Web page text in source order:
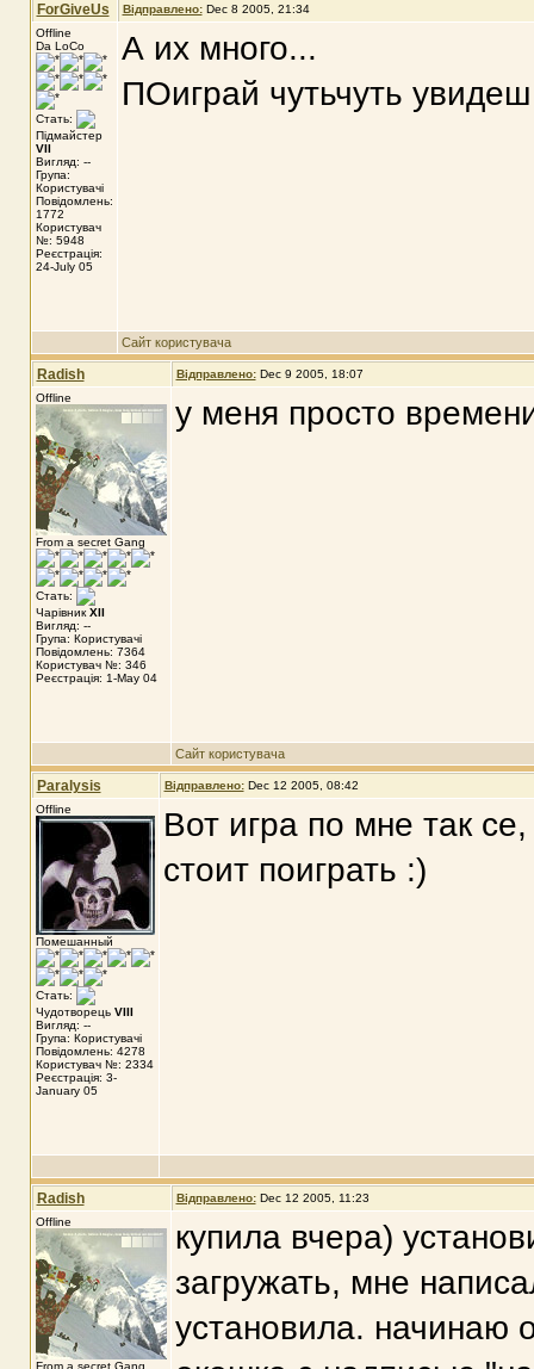
ForGiveUs Відправлено: Dec 8 2005, 21:34
Offline
Da LoCo
Стать:
Підмайстер
VII
Вигляд: --
Група:
Користувачі
Повідомлень:
1772
Користувач
№: 5948
Реєстрація:
24-July 05
А их много...
ПОиграй чутьчуть
Сайт користувача
Radish Відправлено: Dec 9 2005, 18:07
Offline
From a secret Gang
Стать:
Чарівник XII
Вигляд: --
Група: Користувачі
Повідомлень: 7364
Користувач №: 346
Реєстрація: 1-May 04
у меня просто
Сайт користувача
Paralysis Відправлено: Dec 12 2005, 08:42
Offline
Помешанный
Стать:
Чудотворець VIII
Вигляд: --
Група: Користувачі
Повідомлень: 4278
Користувач №: 2334
Реєстрація: 3-
January 05
Вот игра по мне так
стоит поиграть :)
Radish Відправлено: Dec 12 2005, 11:23
Offline
From a secret Gang
купила вчера)
загружать, мне
установила. начинаю